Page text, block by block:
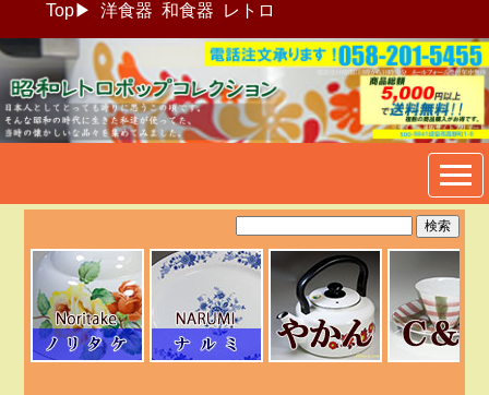
Top▶ 洋食器 和食器 レトロ
昭和レトロポップ食器生活雑
貨通販＠フリマート